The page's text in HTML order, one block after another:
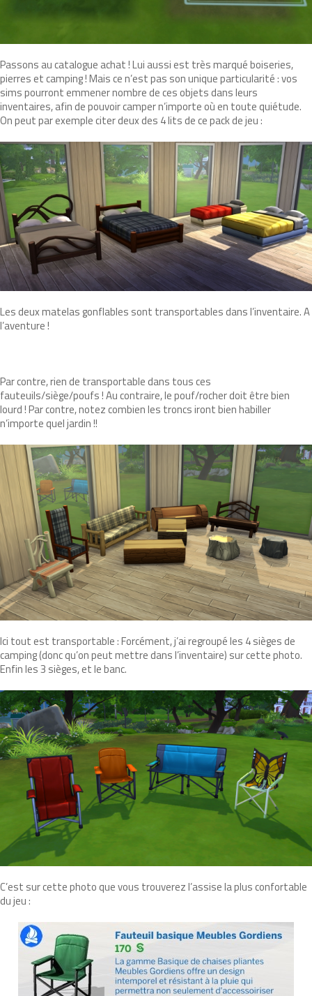
Passons au catalogue achat ! Lui aussi est très marqué boiseries,
pierres et camping ! Mais ce n’est pas son unique particularité : vos
sims pourront emmener nombre de ces objets dans leurs
inventaires, afin de pouvoir camper n’importe où en toute quiétude.
On peut par exemple citer deux des 4 lits de ce pack de jeu :
Les deux matelas gonflables sont transportables dans l’inventaire. A
l’aventure !
Par contre, rien de transportable dans tous ces
fauteuils/siège/poufs ! Au contraire, le pouf/rocher doit être bien
lourd ! Par contre, notez combien les troncs iront bien habiller
n’importe quel jardin !!
Ici tout est transportable : Forcément, j’ai regroupé les 4 sièges de
camping (donc qu’on peut mettre dans l’inventaire) sur cette photo.
Enfin les 3 sièges, et le banc.
C’est sur cette photo que vous trouverez l’assise la plus confortable
du jeu :